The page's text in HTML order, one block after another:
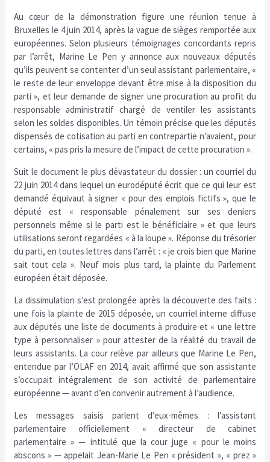
Au cœur de la démonstration figure une réunion tenue à
Bruxelles le 4 juin 2014, après la vague de sièges remportée aux
européennes. Selon plusieurs témoignages concordants repris
par l’arrêt, Marine Le Pen y annonce aux nouveaux députés
qu’ils peuvent se contenter d’un seul assistant parlementaire, «
le reste de leur enveloppe devant être mise à la disposition du
parti », et leur demande de signer une procuration au profit du
responsable administratif chargé de ventiler les assistants
selon les soldes disponibles. Un témoin précise que les députés
dispensés de cotisation au parti en contrepartie n’avaient, pour
certains, « pas pris la mesure de l’impact de cette procuration ».
Suit le document le plus dévastateur du dossier : un courriel du
22 juin 2014 dans lequel un eurodéputé écrit que ce qui leur est
demandé équivaut à signer « pour des emplois fictifs », que le
député est « responsable pénalement sur ses deniers
personnels même si le parti est le bénéficiaire » et que leurs
utilisations seront regardées « à la loupe ». Réponse du trésorier
du parti, en toutes lettres dans l’arrêt : « je crois bien que Marine
sait tout cela ». Neuf mois plus tard, la plainte du Parlement
européen était déposée.
La dissimulation s’est prolongée après la découverte des faits :
une fois la plainte de 2015 déposée, un courriel interne diffuse
aux députés une liste de documents à produire et « une lettre
type à personnaliser » pour attester de la réalité du travail de
leurs assistants. La cour relève par ailleurs que Marine Le Pen,
entendue par l’OLAF en 2014, avait affirmé que son assistante
s’occupait intégralement de son activité de parlementaire
européenne — avant d’en convenir autrement à l’audience.
Les messages saisis parlent d’eux-mêmes : l’assistant
parlementaire officiellement « directeur de cabinet
parlementaire » — intitulé que la cour juge « pour le moins
abscons » — appelait Jean-Marie Le Pen « président », « prez »